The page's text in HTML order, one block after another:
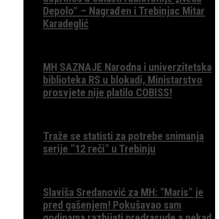
Depolo“ – Nagrađen i Trebinjac Mitar
Karadeglić
MH SAZNAJE Narodna i univerzitetska
biblioteka RS u blokadi, Ministarstvo
prosvjete nije platilo COBISS!
Traže se statisti za potrebe snimanja
serije ”12 reči” u Trebinju
Slaviša Sredanović za MH: ”Maris” je
pred gašenjem! Pokušavao sam